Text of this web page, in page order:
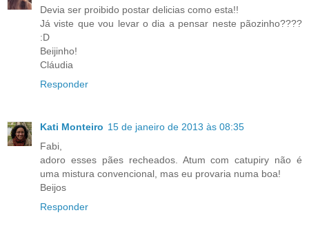
Devia ser proibido postar delicias como esta!!
Já viste que vou levar o dia a pensar neste pãozinho????
:D
Beijinho!
Cláudia
Responder
Kati Monteiro 15 de janeiro de 2013 às 08:35
Fabi,
adoro esses pães recheados. Atum com catupiry não é
uma mistura convencional, mas eu provaria numa boa!
Beijos
Responder